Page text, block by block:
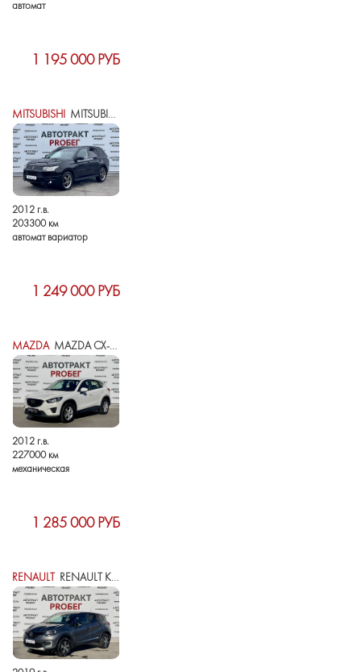
автомат
1 195 000 РУБ
MITSUBISHI MITSUBISHI OUTLANDER III
2012 г.в.
203300 км
автомат вариатор
1 249 000 РУБ
MAZDAMAZDA CX-5 I
2012 г.в.
227000 км
механическая
1 285 000 РУБ
RENAULT RENAULT KAPTUR I